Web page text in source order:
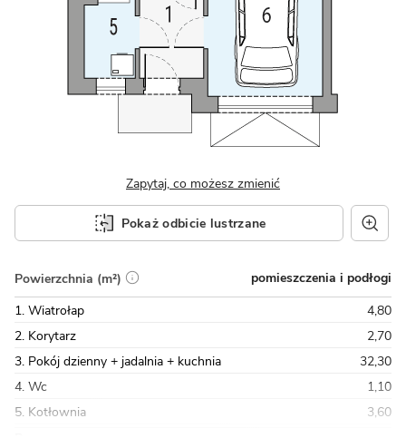
Zapytaj, co możesz zmienić
Pokaż odbicie lustrzane
Powierzchnia (m²)
pomieszczenia i podłogi
1. Wiatrołap
4,80
2. Korytarz
2,70
3. Pokój dzienny + jadalnia + kuchnia
32,30
4. Wc
1,10
5. Kotłownia
3,60